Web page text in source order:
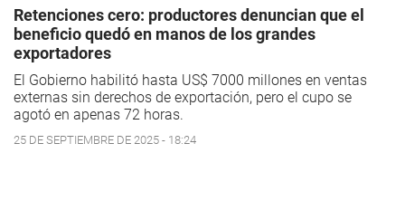
Retenciones cero: productores denuncian que el
beneficio quedó en manos de los grandes
exportadores
El Gobierno habilitó hasta US$ 7000 millones en ventas
externas sin derechos de exportación, pero el cupo se
agotó en apenas 72 horas.
25 DE SEPTIEMBRE DE 2025 - 18:24